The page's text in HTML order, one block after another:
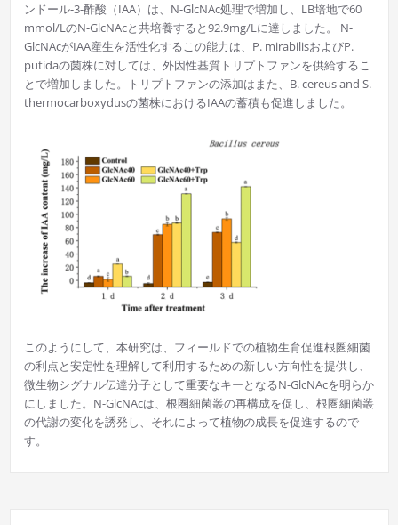
ンドール-3-酢酸（IAA）は、N-GlcNAc処理で増加し、LB培地で60
mmol/LのN-GlcNAcと共培養すると92.9mg/Lに達しました。 N-
GlcNAcがIAA産生を活性化するこの能力は、P. mirabilisおよびP.
putidaの菌株に対しては、外因性基質トリプトファンを供給するこ
とで増加しました。トリプトファンの添加はまた、B. cereus and S.
thermocarboxydusの菌株におけるIAAの蓄積も促進しました。
このようにして、本研究は、フィールドでの植物生育促進根圏細菌
の利点と安定性を理解して利用するための新しい方向性を提供し、
微生物シグナル伝達分子として重要なキーとなるN-GlcNAcを明らか
にしました。N-GlcNAcは、根圏細菌叢の再構成を促し、根圏細菌叢
の代謝の変化を誘発し、それによって植物の成長を促進するので
す。